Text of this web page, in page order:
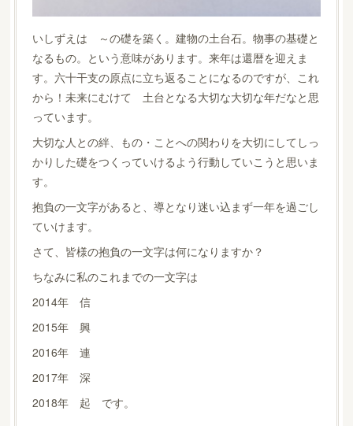
いしずえは ～の礎を築く。建物の土台石。物事の基礎と
なるもの。という意味があります。来年は還暦を迎えま
す。六十干支の原点に立ち返ることになるのですが、これ
から！未来にむけて 土台となる大切な大切な年だなと思
っています。
大切な人との絆、もの・ことへの関わりを大切にしてしっ
かりした礎をつくっていけるよう行動していこうと思いま
す。
抱負の一文字があると、導となり迷い込まず一年を過ごし
ていけます。
さて、皆様の抱負の一文字は何になりますか？
ちなみに私のこれまでの一文字は
2014年 信
2015年 興
2016年 連
2017年 深
2018年 起 です。